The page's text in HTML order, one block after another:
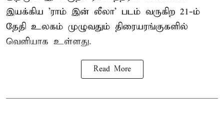
இயக்கிய 'ராம் இன் லீலா' படம் வருகிற 21-ம்
தேதி உலகம் முழுவதும் திரையரங்குகளில்
வெளியாக உள்ளது.
Read More